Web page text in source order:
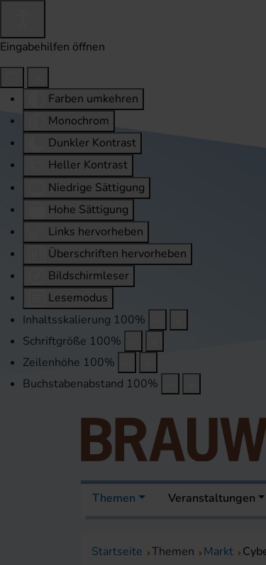
Eingabehilfen öffnen
Farben umkehren
Monochrom
Dunkler Kontrast
Heller Kontrast
Niedrige Sättigung
Hohe Sättigung
Links hervorheben
Überschriften hervorheben
Bildschirmleser
Lesemodus
Inhaltsskalierung 100%
Schriftgröße 100%
Zeilenhöhe 100%
Buchstabenabstand 100%
Themen Veranstaltungen
Startseite Themen Markt